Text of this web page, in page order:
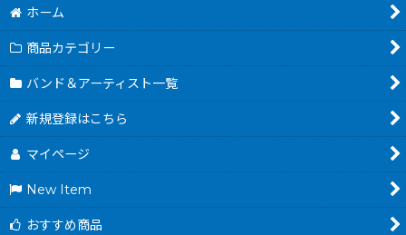
ホーム
商品カテゴリー
バンド＆アーティスト一覧
新規登録はこちら
マイページ
New Item
おすすめ商品